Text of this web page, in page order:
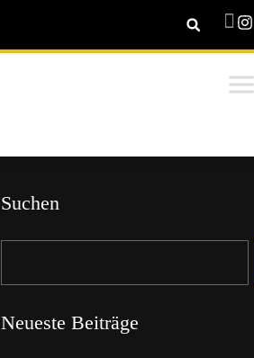
Suchen
Neueste Beiträge